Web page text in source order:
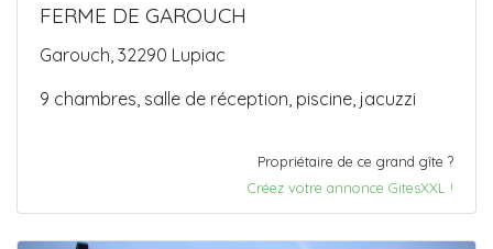
FERME DE GAROUCH
Garouch, 32290 Lupiac
9 chambres, salle de réception, piscine, jacuzzi
Propriétaire de ce grand gîte ?
Créez votre annonce GitesXXL !